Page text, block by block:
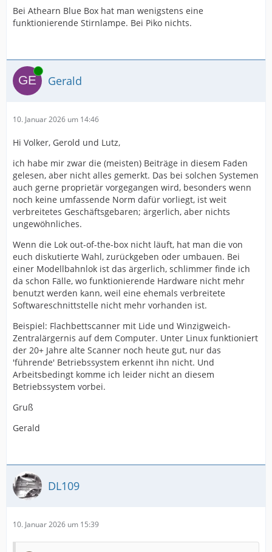
Da ihr auch in anderen Foren unterwegs seit, sollte ihr
mitbekommen haben, was das 'Publikum' heute
die Analogfraktion, die oft noch separat bedient wird.
Wenn jetzt noch zusätzliche Versionen, z.B. NMRA-DCC
erwartet werden, ist recht schnell der Punkt erreicht, an
teuer werden, dass der nächste Aufschrei wegen der
hohen Preise folgt (recht laut gerufen wird schon). Da
Piko wie auch die anderen Hersteller
privatwirtschaftliche Unternehmen sind, die Gewinne
erzielen müssen, gibt es den Trend zur Vollausstattung.
Damit waren die asiatischen Autohersteller recht
erfolgreich, während bei uns über die kosten für die
Extras geklagt wurde.
Und, wie sieht es eigentlich mit euren Mobiltelefonen
aus? Habt ihr noch solche Klassiker, wie Nokia sie vor
zwanzig Jahren baute? Oder seit ihr in der Lage,
Reparaturen am Innenleben, die über den Akkuwechsel
hinaus gehen, zu tätigen? Habt ihr wirklich die Software
im Griff, oder nur noch gerade den Überblick, welche
Apps sichtbar auf dem Bildschirm sind?
Gerald
Bei Athearn Blue Box hat man wenigstens eine
funktionierende Stirnlampe. Bei Piko nichts.
Online
Gerald
10. Januar 2026 um 14:46
Hi Volker, Gerold und Lutz,
ich habe mir zwar die (meisten) Beiträge in diesem Faden
gelesen, aber nicht alles gemerkt. Das bei solchen Systemen
auch gerne proprietär vorgegangen wird, besonders wenn
noch keine umfassende Norm dafür vorliegt, ist weit
verbreitetes Geschäftsgebaren; ärgerlich, aber nichts
ungewöhnliches.
Wenn die Lok out-of-the-box nicht läuft, hat man die von
euch diskutierte Wahl, zurückgeben oder umbauen. Bei
einer Modellbahnlok ist das ärgerlich, schlimmer finde ich
da schon Fälle, wo funktionierende Hardware nicht mehr
benutzt werden kann, weil eine ehemals verbreitete
Softwareschnittstelle nicht mehr vorhanden ist.
Beispiel: Flachbettscanner mit Lide und Winzigweich-
Zentralärgernis auf dem Computer. Unter Linux funktioniert
der 20+ Jahre alte Scanner noch heute gut, nur das
'führende' Betriebssystem erkennt ihn nicht. Und
Arbeitsbedingt komme ich leider nicht an diesem
Betriebssystem vorbei.
Gruß
Gerald
DL109
10. Januar 2026 um 15:39